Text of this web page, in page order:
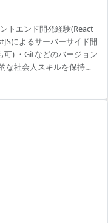
サービス開発経験 ・
み、Vue.js、Angularの経
経験(TypeScript/Node.js
トエンド開発経験(React
によるサーバーサイド開
) ・Gitなどのバージョン
な社会人スキルを保持し